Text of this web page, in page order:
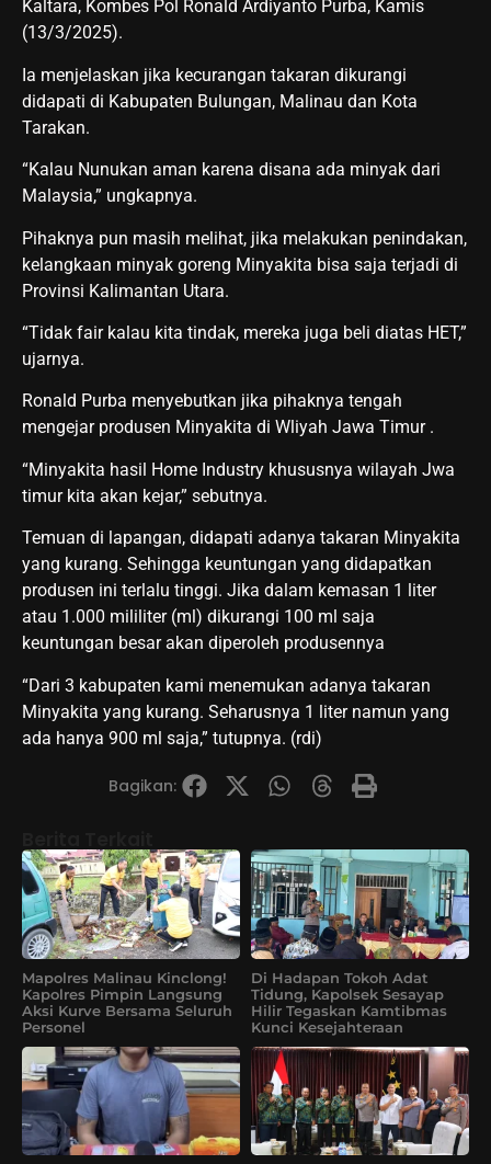
Kaltara, Kombes Pol Ronald Ardiyanto Purba, Kamis
(13/3/2025).
Ia menjelaskan jika kecurangan takaran dikurangi
didapati di Kabupaten Bulungan, Malinau dan Kota
Tarakan.
“Kalau Nunukan aman karena disana ada minyak dari
Malaysia,” ungkapnya.
Pihaknya pun masih melihat, jika melakukan penindakan,
kelangkaan minyak goreng Minyakita bisa saja terjadi di
Provinsi Kalimantan Utara.
“Tidak fair kalau kita tindak, mereka juga beli diatas HET,”
ujarnya.
Ronald Purba menyebutkan jika pihaknya tengah
mengejar produsen Minyakita di Wliyah Jawa Timur .
“Minyakita hasil Home Industry khususnya wilayah Jwa
timur kita akan kejar,” sebutnya.
Temuan di lapangan, didapati adanya takaran Minyakita
yang kurang. Sehingga keuntungan yang didapatkan
produsen ini terlalu tinggi. Jika dalam kemasan 1 liter
atau 1.000 mililiter (ml) dikurangi 100 ml saja
keuntungan besar akan diperoleh produsennya
“Dari 3 kabupaten kami menemukan adanya takaran
Minyakita yang kurang. Seharusnya 1 liter namun yang
ada hanya 900 ml saja,” tutupnya. (rdi)
Bagikan:
Mapolres Malinau Kinclong!
Kapolres Pimpin Langsung
Aksi Kurve Bersama Seluruh
Personel
Di Hadapan Tokoh Adat
Tidung, Kapolsek Sesayap
Hilir Tegaskan Kamtibmas
Kunci Kesejahteraan